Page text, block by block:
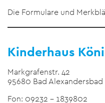
Die Formulare und
Kinderhaus
Markgrafenstr. 42
95680 Bad Alexandersbad
Fon: 09232 – 1839802